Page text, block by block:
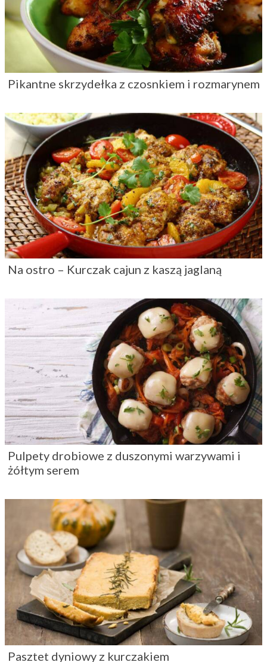
Pikantne skrzydełka z czosnkiem i rozmarynem
Na ostro – Kurczak cajun z kaszą jaglaną
Pulpety drobiowe z duszonymi warzywami i
żółtym serem
Pasztet dyniowy z kurczakiem